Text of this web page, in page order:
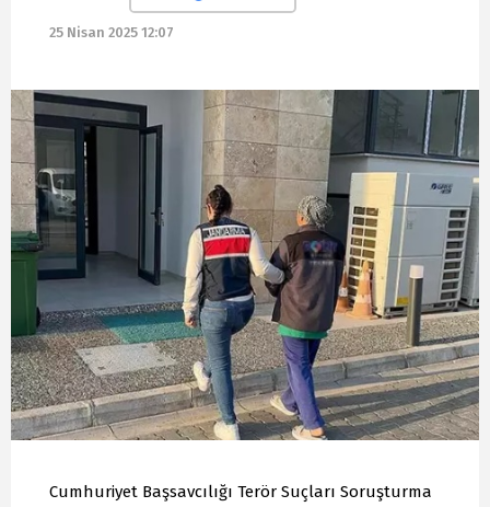
25 Nisan 2025 12:07
Cumhuriyet Başsavcılığı Terör Suçları Soruşturma